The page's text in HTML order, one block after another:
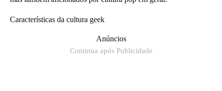
Características da cultura geek
Anúncios
Continua após Publicidade